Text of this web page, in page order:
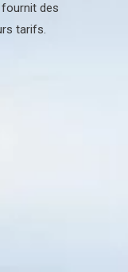
des
tarifs.